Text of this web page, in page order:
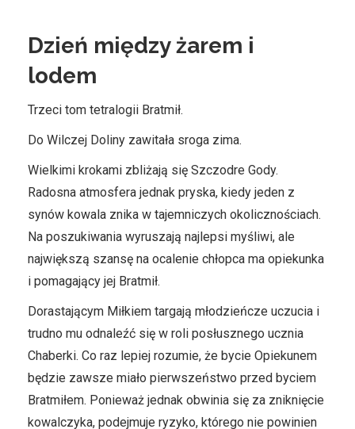
Dzień między żarem i
lodem
Trzeci tom tetralogii Bratmił.
Do Wilczej Doliny zawitała sroga zima.
Wielkimi krokami zbliżają się Szczodre Gody.
Radosna atmosfera jednak pryska, kiedy jeden z
synów kowala znika w tajemniczych okolicznościach.
Na poszukiwania wyruszają najlepsi myśliwi, ale
największą szansę na ocalenie chłopca ma opiekunka
i pomagający jej Bratmił.
Dorastającym Miłkiem targają młodzieńcze uczucia i
trudno mu odnaleźć się w roli posłusznego ucznia
Chaberki. Co raz lepiej rozumie, że bycie Opiekunem
będzie zawsze miało pierwszeństwo przed byciem
Bratmiłem. Ponieważ jednak obwinia się za zniknięcie
kowalczyka, podejmuje ryzyko, którego nie powinien